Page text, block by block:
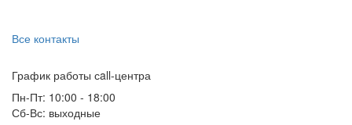
Все контакты
График работы сall-центра
Пн-Пт: 10:00 - 18:00
Сб-Вс: выходные